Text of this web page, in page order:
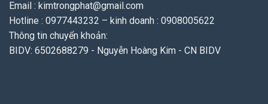
Email : kimtrongphat@gmail.com
Hotline : 0977443232 – kinh doanh : 0908005622
Thông tin chuyển khoản:
BIDV: 6502688279 - Nguyễn Hoàng Kim - CN BIDV